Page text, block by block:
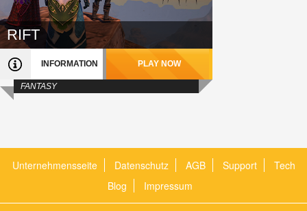
RIFT
INFORMATION PLAY NOW
FANTASY
Unternehmensseite Datenschutz AGB Support
Tech
Blog
Impressum